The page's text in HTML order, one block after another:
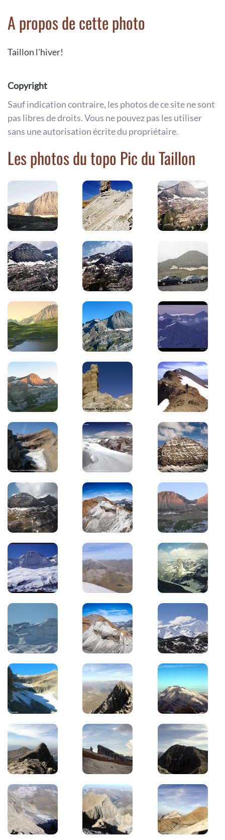
A propos de cette photo
Taillon l'hiver!
Copyright
Sauf indication contraire, les photos de ce site ne sont
pas libres de droits. Vous ne pouvez pas les utiliser
sans une autorisation écrite du propriétaire.
Les photos du topo Pic du Taillon